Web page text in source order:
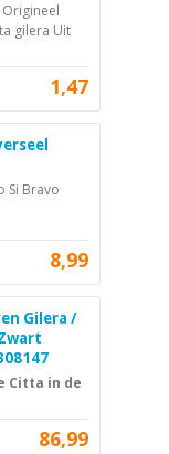
gilera Uit
1,47
Si Bravo
8,99
Gilera /
Citta in de
86,99